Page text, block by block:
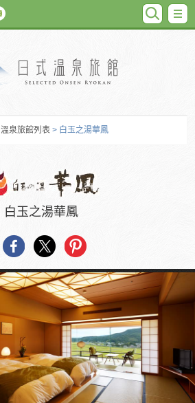
溫泉旅館列表 > 白玉之湯華鳳
白玉之湯華鳳